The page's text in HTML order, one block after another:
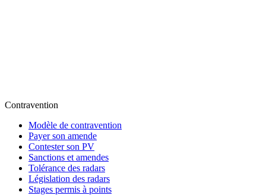
Contravention
Modèle de contravention
Payer son amende
Contester son PV
Sanctions et amendes
Tolérance des radars
Législation des radars
Stages permis à points